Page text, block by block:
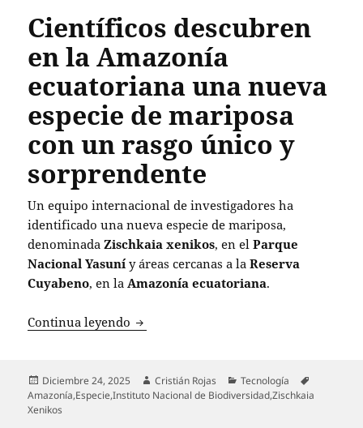
Científicos descubren
en la Amazonía
ecuatoriana una nueva
especie de mariposa
con un rasgo único y
sorprendente
Un equipo internacional de investigadores ha
identificado una nueva especie de mariposa,
denominadaZischkaia xenikos, en elParque
Nacional Yasuníy áreas cercanas a laReserva
Cuyabeno, en laAmazonía ecuatoriana.
Continua leyendo Científicos descubren en la Amazonía
Publicado
el
Diciembre 24, 2025 Autor
Cristián Rojas Categorías
Tecnología
Amazonía,Especie,Instituto Nacional de Biodiversidad,Zischkaia
Xenikos